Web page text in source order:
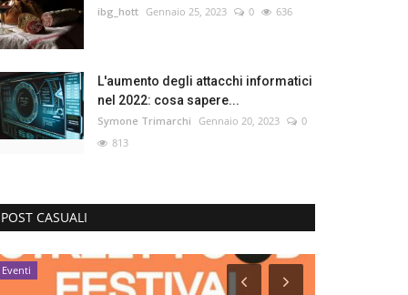
ibg_hott Gennaio 25, 2023 0 636
L'aumento degli attacchi informatici
nel 2022: cosa sapere...
Symone Trimarchi Gennaio 20, 2023
0
813
POST CASUALI
Eventi